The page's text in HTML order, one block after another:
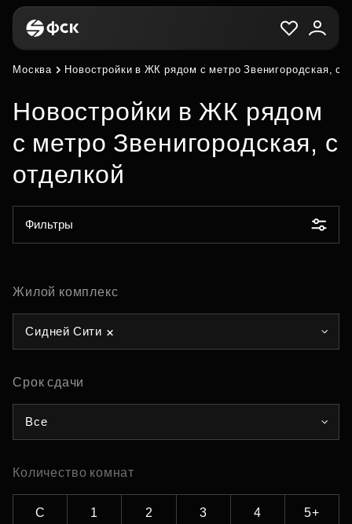
Москва Новостройки в ЖК рядом с метро Звенигородская, с
Новостройки в ЖК рядом
с метро Звенигородская, с
отделкой
Фильтры
Жилой комплекс
Сидней Сити
Срок сдачи
Все
Количество комнат
С 1 2 3 4 5+